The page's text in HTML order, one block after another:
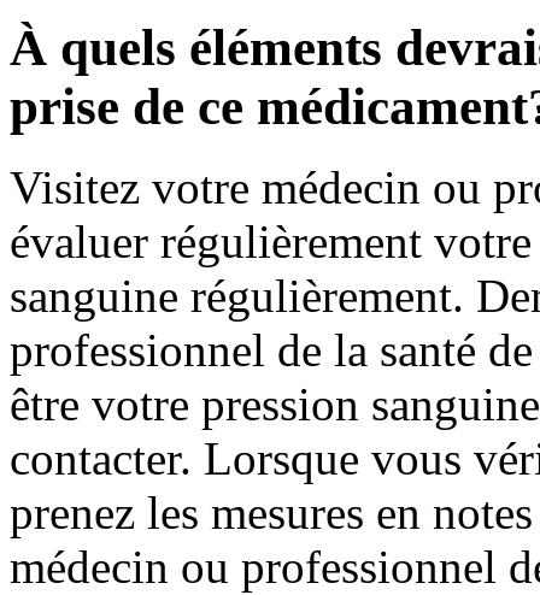
À quels éléments
prise de ce
Visitez votre médecin ou
évaluer régulièrement
sanguine régulièrement.
professionnel de la santé
être votre pression
contacter. Lorsque vous
prenez les mesures en
médecin ou professionnel